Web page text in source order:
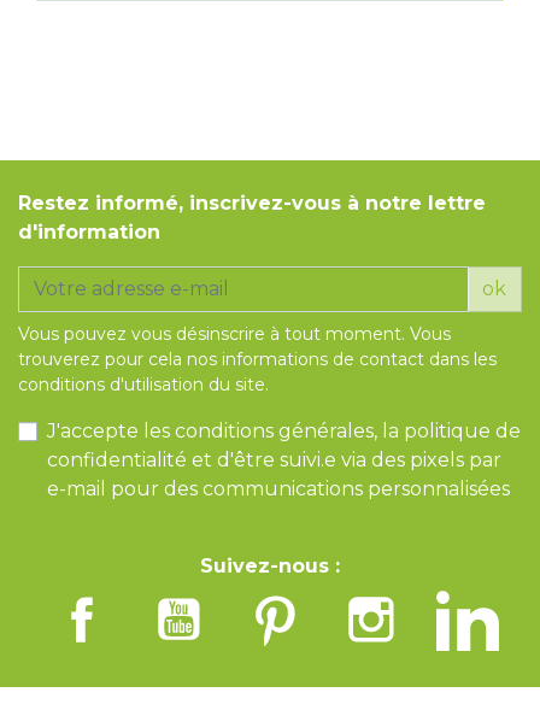
Restez informé, inscrivez-vous à notre lettre
d'information
ok
Vous pouvez vous désinscrire à tout moment. Vous
trouverez pour cela nos informations de contact dans les
conditions d'utilisation du site.
J'accepte les conditions générales, la politique de
confidentialité et d'être suivi.e via des pixels par
e-mail pour des communications personnalisées
Suivez-nous :